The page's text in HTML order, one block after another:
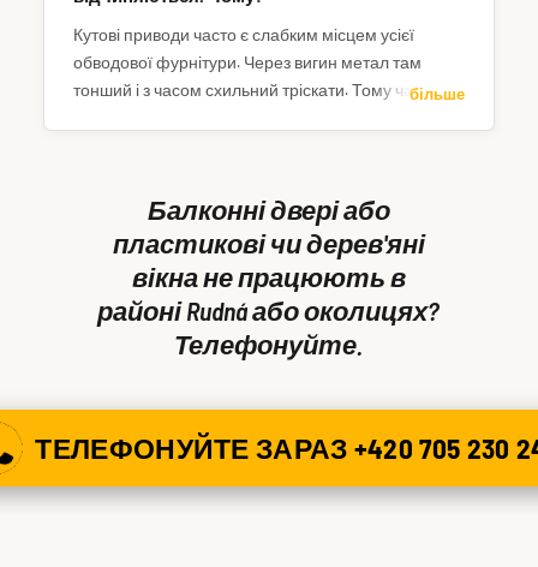
Кутові приводи часто є слабким місцем усієї
обводової фурнітури. Через вигин метал там
тонший і з часом схильний тріскати. Тому частина
більше
Балконні двері або
пластикові чи дерев'яні
вікна не працюють в
районі Rudná або околицях?
Телефонуйте.
ТЕЛЕФОНУЙТЕ ЗАРАЗ +420 705 230